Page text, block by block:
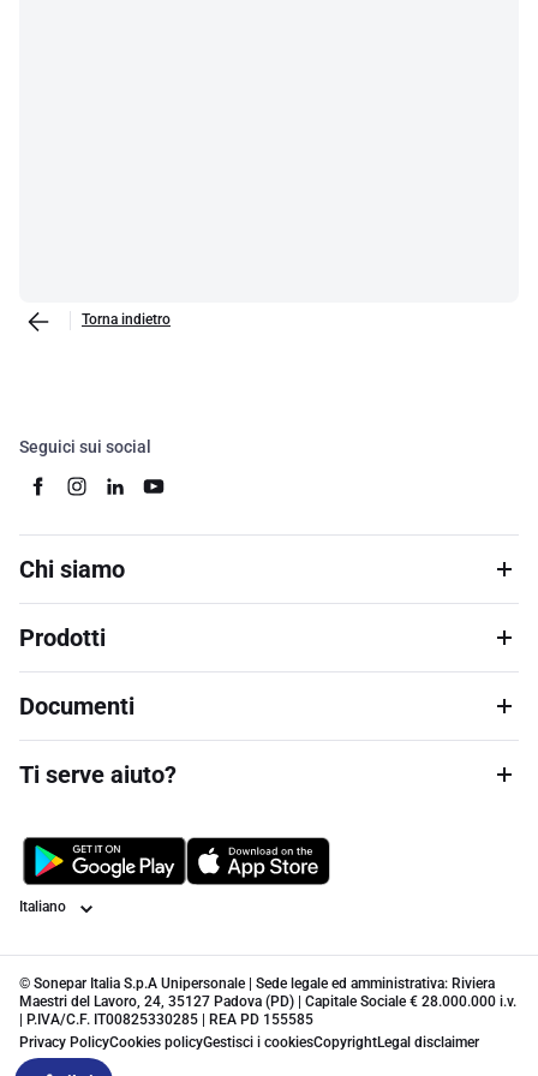
Torna indietro
Seguici sui social
Chi siamo
Prodotti
Documenti
Ti serve aiuto?
Lingua
© Sonepar Italia S.p.A Unipersonale | Sede legale ed amministrativa: Riviera
Maestri del Lavoro, 24, 35127 Padova (PD) | Capitale Sociale € 28.000.000 i.v.
| P.IVA/C.F. IT00825330285 | REA PD 155585
Privacy PolicyCookies policyGestisci i cookiesCopyrightLegal disclaimer